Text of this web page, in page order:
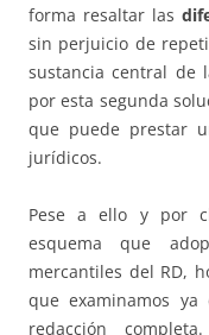
forma resaltar las
sin perjuicio de
sustancia central de
por esta segunda
que puede prestar
jurídicos.
Pese a ello y por
esquema que
mercantiles del RD,
que examinamos
redacción